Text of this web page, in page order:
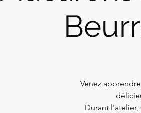
Venez
Durant l'atelier,